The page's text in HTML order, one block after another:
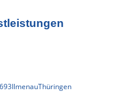
IlmenauThüringen